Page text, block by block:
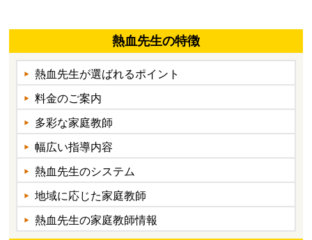
熱血先生の特徴
熱血先生が選ばれるポイント
料金のご案内
多彩な家庭教師
幅広い指導内容
熱血先生のシステム
地域に応じた家庭教師
熱血先生の家庭教師情報